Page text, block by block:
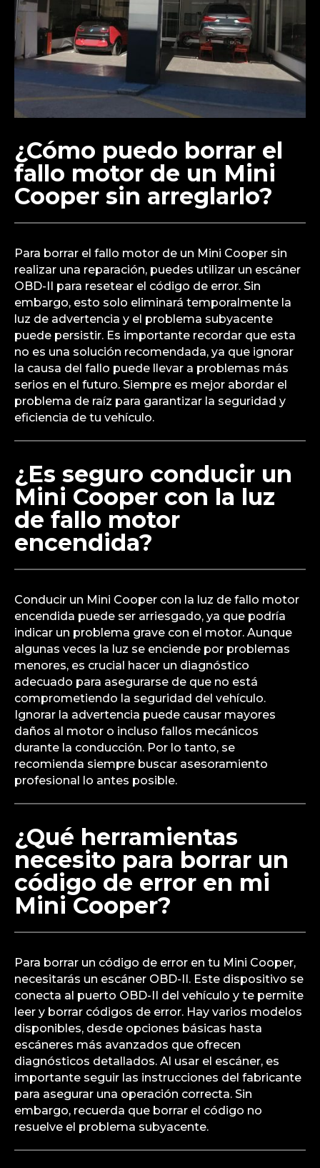
¿Cómo puedo borrar el
fallo motor de un Mini
Cooper sin arreglarlo?
Para borrar el fallo motor de un Mini Cooper sin
realizar una reparación, puedes utilizar un escáner
OBD-II para resetear el código de error. Sin
embargo, esto solo eliminará temporalmente la
luz de advertencia y el problema subyacente
puede persistir. Es importante recordar que esta
no es una solución recomendada, ya que ignorar
la causa del fallo puede llevar a problemas más
serios en el futuro. Siempre es mejor abordar el
problema de raíz para garantizar la seguridad y
eficiencia de tu vehículo.
¿Es seguro conducir un
Mini Cooper con la luz
de fallo motor
encendida?
Conducir un Mini Cooper con la luz de fallo motor
encendida puede ser arriesgado, ya que podría
indicar un problema grave con el motor. Aunque
algunas veces la luz se enciende por problemas
menores, es crucial hacer un diagnóstico
adecuado para asegurarse de que no está
comprometiendo la seguridad del vehículo.
Ignorar la advertencia puede causar mayores
daños al motor o incluso fallos mecánicos
durante la conducción. Por lo tanto, se
recomienda siempre buscar asesoramiento
profesional lo antes posible.
¿Qué herramientas
necesito para borrar un
código de error en mi
Mini Cooper?
Para borrar un código de error en tu Mini Cooper,
necesitarás un escáner OBD-II. Este dispositivo se
conecta al puerto OBD-II del vehículo y te permite
leer y borrar códigos de error. Hay varios modelos
disponibles, desde opciones básicas hasta
escáneres más avanzados que ofrecen
diagnósticos detallados. Al usar el escáner, es
importante seguir las instrucciones del fabricante
para asegurar una operación correcta. Sin
embargo, recuerda que borrar el código no
resuelve el problema subyacente.